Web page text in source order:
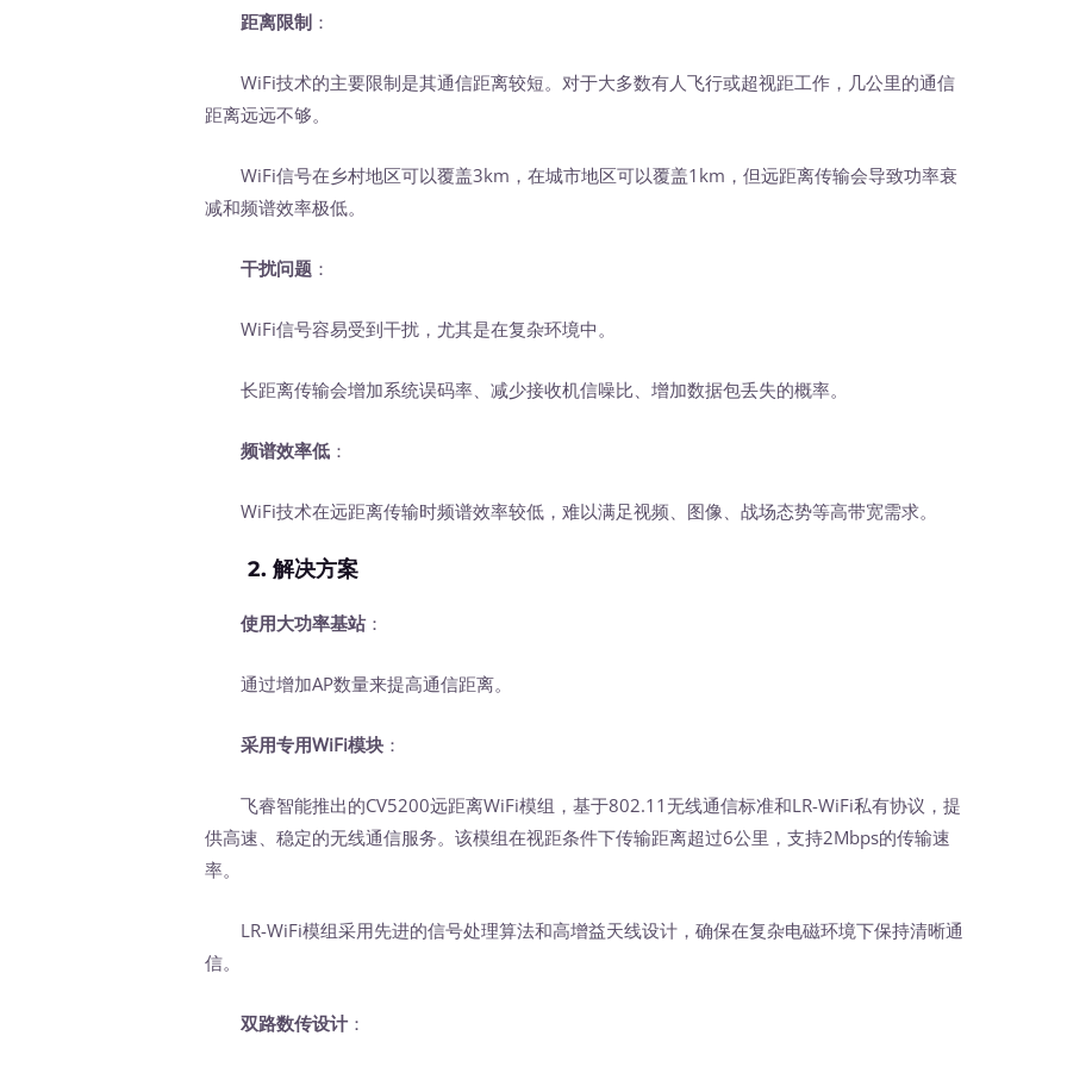
距离限制 ：
WiFi技术的主要限制是其通信距离较短。对于大多数有人飞行或超视距工作，几公里的通信
距离远远不够。
WiFi信号在乡村地区可以覆盖3km，在城市地区可以覆盖1km，但远距离传输会导致功率衰
减和频谱效率极低。
干扰问题 ：
WiFi信号容易受到干扰，尤其是在复杂环境中。
长距离传输会增加系统误码率、减少接收机信噪比、增加数据包丢失的概率。
频谱效率低 ：
WiFi技术在远距离传输时频谱效率较低，难以满足视频、图像、战场态势等高带宽需求。
2. 解决方案
使用大功率基站：
通过增加AP数量来提高通信距离。
采用专用WiFi模块 ：
飞睿智能推出的CV5200远距离WiFi模组，基于802.11无线通信标准和LR-WiFi私有协议，提
供高速、稳定的无线通信服务。该模组在视距条件下传输距离超过6公里，支持2Mbps的传输速
率。
LR-WiFi模组采用先进的信号处理算法和高增益天线设计，确保在复杂电磁环境下保持清晰通
信。
双路数传设计：